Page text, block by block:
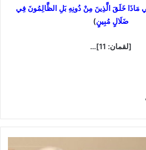
مَاذَا خَلَقَ الَّذِينَ مِنْ دُونِهِ بَلِ الظَّالِمُونَ فِي
ضَلَالٍ مُبِينٍ)
[لقمان: 11]…